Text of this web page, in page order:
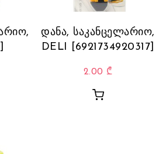
დანა, საკანცელარიო,
DELI [6921734920317]
2.00 ₾